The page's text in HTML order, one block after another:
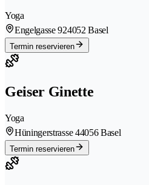
Yoga
Engelgasse 924052 Basel
Termin reservieren
Geiser Ginette
Yoga
Hüningerstrasse 44056 Basel
Termin reservieren